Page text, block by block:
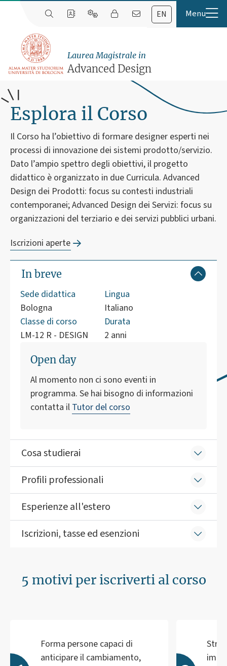
EN
Laurea Magistrale in
Advanced Design
Esplora il Corso
Il Corso ha l’obiettivo di formare designer esperti nei
processi di innovazione dei sistemi prodotto/servizio.
Dato l’ampio spettro degli obiettivi, il progetto
didattico è organizzato in due Curricula. Advanced
Design dei Prodotti: focus su contesti industriali
contemporanei; Advanced Design dei Servizi: focus su
organizzazioni del terziario e dei servizi pubblici urbani.
Iscrizioni aperte
In breve
Sede didattica
Bologna
Lingua
Italiano
Classe di corso
LM-12 R - DESIGN
Durata
2 anni
Open day
Al momento non ci sono eventi in
programma. Se hai bisogno di informazioni
contatta il Tutor del corso
Cosa studierai
Profili professionali
Esperienze all'estero
Iscrizioni, tasse ed esenzioni
5 motivi per iscriverti al corso
Forma persone capaci di
anticipare il cambiamento,